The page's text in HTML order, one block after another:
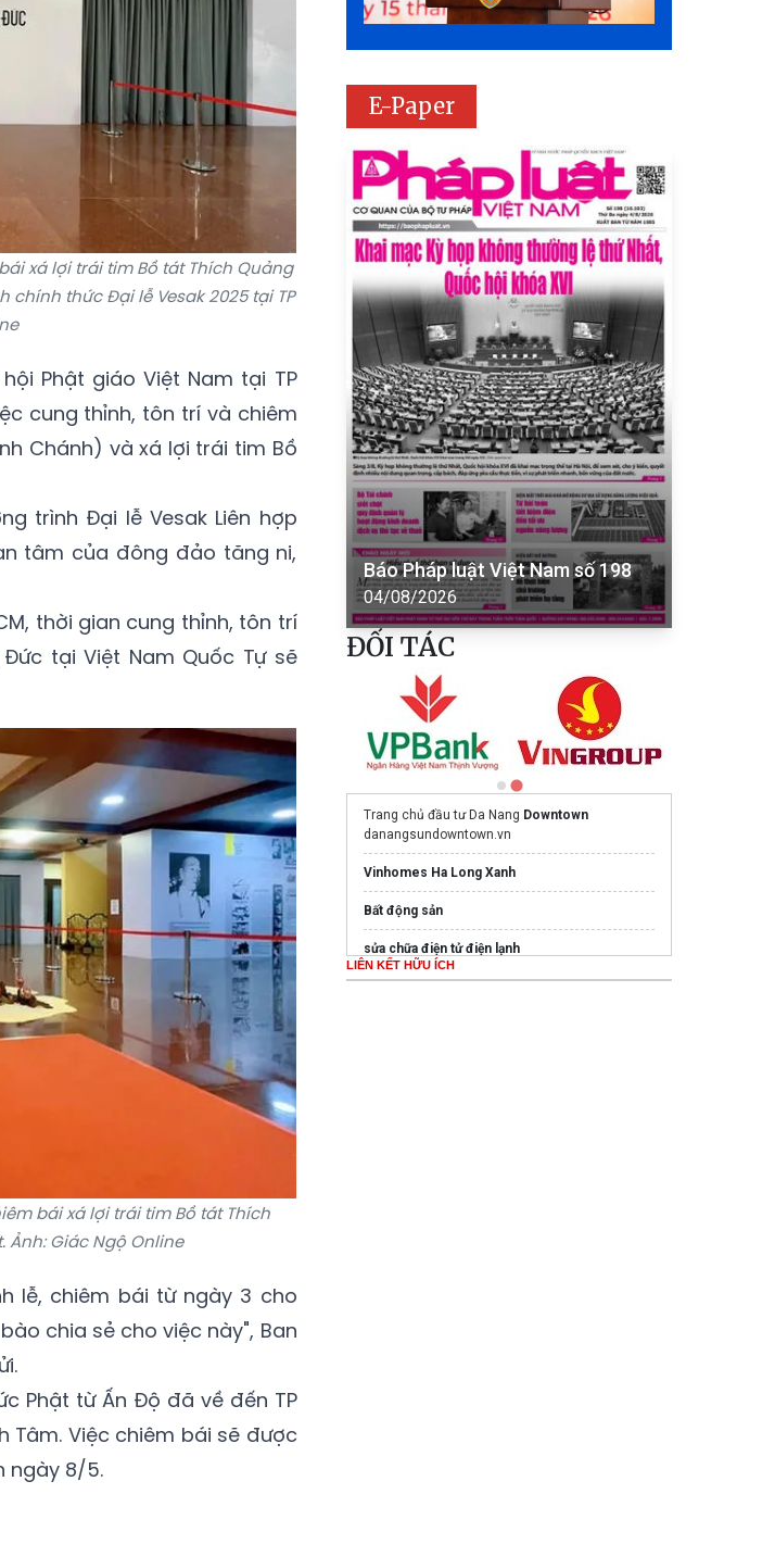
xá lợi trái tim Bồ tát Thích Quảng
thức Đại lễ Vesak 2025 tại TP
Phật giáo Việt Nam tại TP
cung thỉnh, tôn trí và chiêm
Chánh) và xá lợi trái tim Bồ
trình Đại lễ Vesak Liên hợp
tâm của đông đảo tăng ni,
thời gian cung thỉnh, tôn trí
tại Việt Nam Quốc Tự sẽ
bái xá lợi trái tim Bồ tát Thích
Ảnh: Giác Ngộ Online
lễ, chiêm bái từ ngày 3 cho
chia sẻ cho việc này", Ban
Phật từ Ấn Độ đã về đến TP
Tâm. Việc chiêm bái sẽ được
ngày 8/5.
E-Paper
Báo Pháp luật Việt Nam số 198
04/08/2026
ĐỐI TÁC
Trang chủ đầu tư Da Nang Downtown
danangsundowntown.vn
Vinhomes Ha Long Xanh
Bất động sản
sửa chữa điện tử điện lạnh
LIÊN KẾT HỮU ÍCH